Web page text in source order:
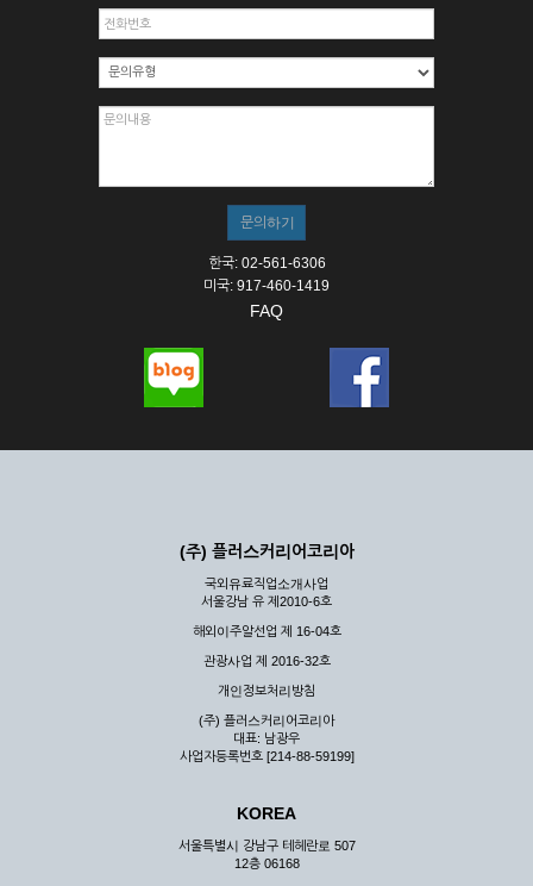
한국: 02-561-6306
미국: 917-460-1419
FAQ
(주) 플러스커리어코리아
국외유료직업소개사업
서울강남 유 제2010-6호
해외이주알선업 제 16-04호
관광사업 제 2016-32호
개인정보처리방침
(주) 플러스커리어코리아
대표: 남광우
사업자등록번호 [214-88-59199]
KOREA
서울특별시 강남구 테헤란로 507
12층 06168